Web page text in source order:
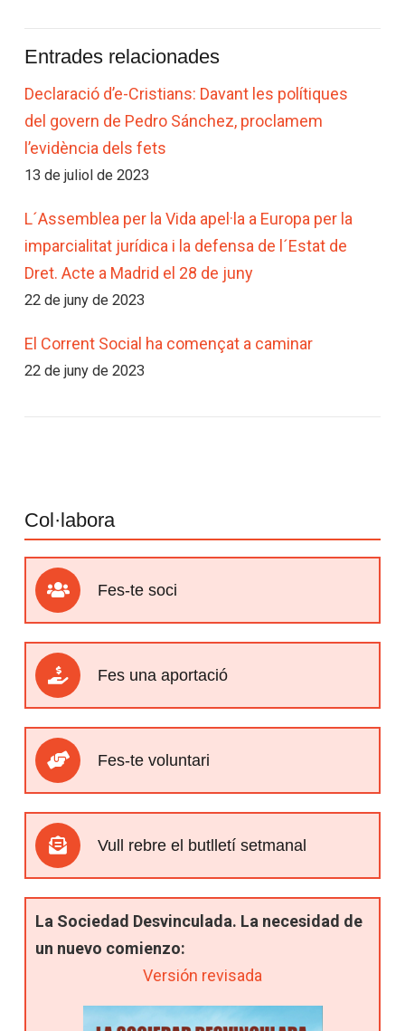
Entrades relacionades
Declaració d’e-Cristians: Davant les polítiques
del govern de Pedro Sánchez, proclamem
l’evidència dels fets
13 de juliol de 2023
L´Assemblea per la Vida apel·la a Europa per la
imparcialitat jurídica i la defensa de l´Estat de
Dret. Acte a Madrid el 28 de juny
22 de juny de 2023
El Corrent Social ha començat a caminar
22 de juny de 2023
Col·labora
Fes-te soci
Fes una aportació
Fes-te voluntari
Vull rebre el butlletí setmanal
La Sociedad Desvinculada. La necesidad de
un nuevo comienzo:
Versión revisada